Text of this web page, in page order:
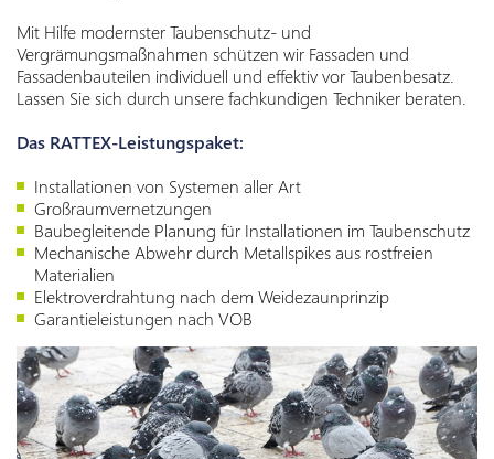
Mit Hilfe modernster Taubenschutz- und
Vergrämungsmaßnahmen schützen wir Fassaden und
Fassadenbauteilen individuell und effektiv vor Taubenbesatz.
Lassen Sie sich durch unsere fachkundigen Techniker beraten.
Das RATTEX-Leistungspaket:
Installationen von Systemen aller Art
Großraumvernetzungen
Baubegleitende Planung für Installationen im Taubenschutz
Mechanische Abwehr durch Metallspikes aus rostfreien
Materialien
Elektroverdrahtung nach dem Weidezaunprinzip
Garantieleistungen nach VOB